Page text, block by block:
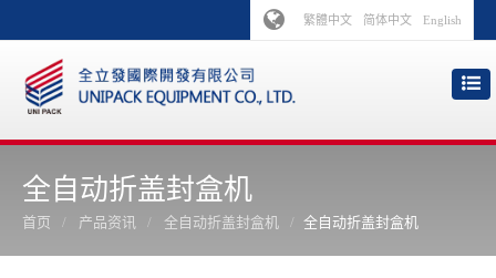
繁體中文 简体中文 English
全自动折盖封盒机
首页 产品资讯 全自动折盖封盒机 全自动折盖封盒机